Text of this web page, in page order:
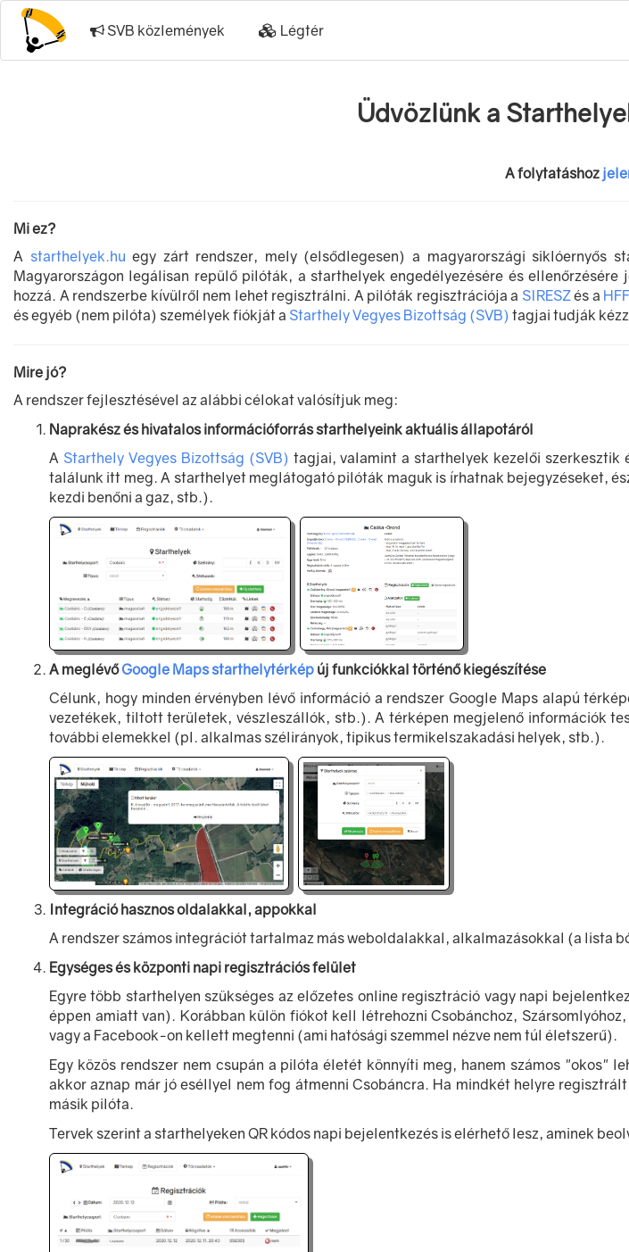
SVB közlemények Légtér
Üdvözlünk a
A folytatáshoz
Mi ez?
A starthelyek.hu egy zárt rendszer, mely (elsődlegesen) a magyarországi siklóernyős
Magyarországon legálisan repülő pilóták, a starthelyek engedélyezésére és
hozzá. A rendszerbe kívülről nem lehet regisztrálni. A pilóták regisztrációja a SIRESZés a
és egyéb (nem pilóta) személyek fiókját a Starthely Vegyes Bizottság (SVB) tagjai tudják
Mire jó?
A rendszer fejlesztésével az alábbi célokat valósítjuk meg:
Naprakész és hivatalos információforrás starthelyeink aktuális állapotáról
A Starthely Vegyes Bizottság (SVB) tagjai, valamint a starthelyek kezelői
találunk itt meg. A starthelyet meglátogató pilóták maguk is írhatnak bejegyzéseket,
kezdi benőni a gaz, stb.).
A meglévőGoogle Maps starthelytérkép új funkciókkal történő kiegészítése
Célunk, hogy minden érvényben lévő információ a rendszer Google Maps alapú
vezetékek, tiltott területek, vészleszállók, stb.). A térképen megjelenő információk
további elemekkel (pl. alkalmas szélirányok, tipikus termikelszakadási helyek, stb.).
Integráció hasznos oldalakkal, appokkal
A rendszer számos integrációt tartalmaz más weboldalakkal, alkalmazásokkal (a lista
Egységes és központi napi regisztrációs felület
Egyre több starthelyen szükséges az előzetes online regisztráció vagy napi
éppen amiatt van). Korábban külön fiókot kell létrehozni Csobánchoz,
vagy a Facebook-on kellett megtenni (ami hatósági szemmel nézve nem túl életszerű).
Egy közös rendszer nem csupán a pilóta életét könnyíti meg, hanem számos
akkor aznap már jó eséllyel nem fog átmenni Csobáncra. Ha mindkét helyre
másik pilóta.
Tervek szerint a starthelyeken QR kódos napi bejelentkezés is elérhető lesz, aminek